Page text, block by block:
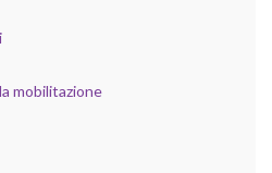
mobilitazione